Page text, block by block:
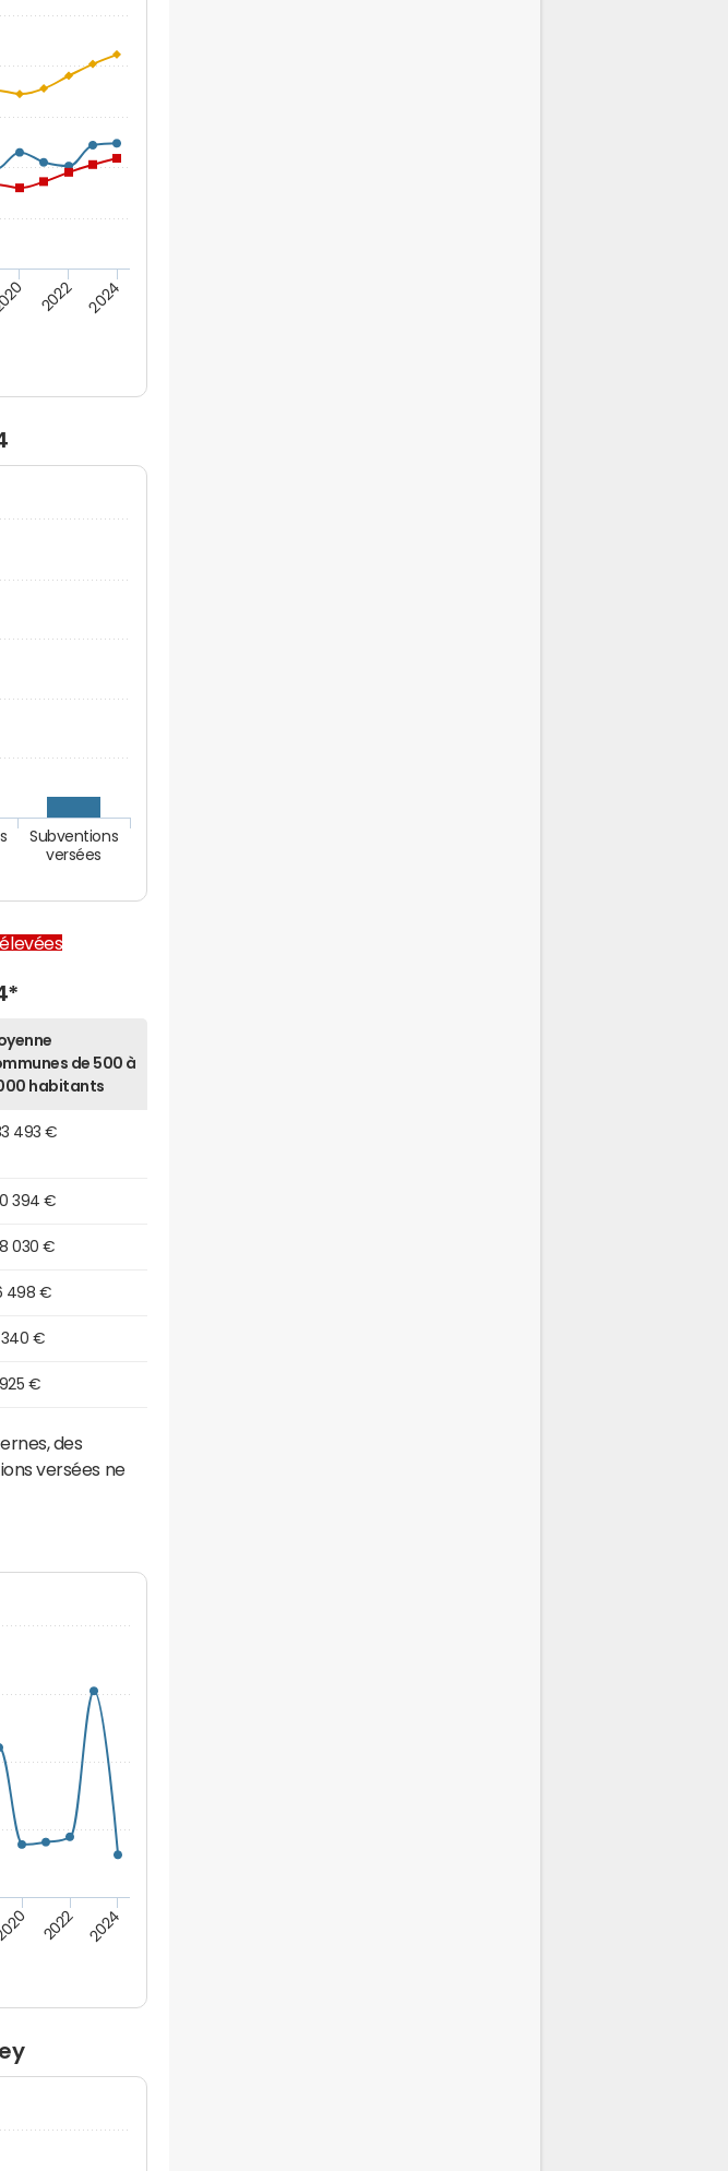
2022 2024
Subventions
versées
de 500 à
habitants
493 €
394 €
030 €
498 €
340 €
925 €
des
versées ne
2022 2024